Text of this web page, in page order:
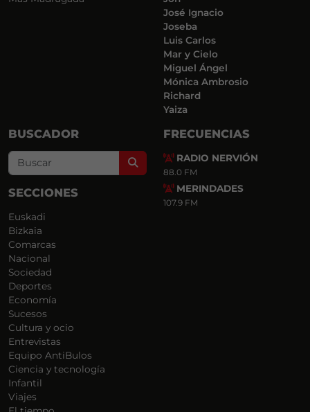
José Ignacio
Joseba
Luis Carlos
Mar y Cielo
Miguel Ángel
Mónica Ambrosio
Richard
Yaiza
BUSCADOR
Search
SECCIONES
Euskadi
Bizkaia
Comarcas
Nacional
Sociedad
Deportes
Economía
Sucesos
Cultura y ocio
Entrevistas
Equipo AntiBulos
Ciencia y tecnología
Infantil
Viajes
FRECUENCIAS
RADIO NERVIÓN
88.0 FM
MERINDADES
107.9 FM